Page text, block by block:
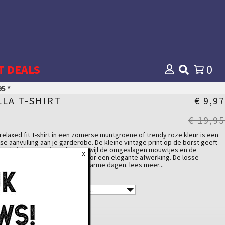
DEALS 0
*
T-SHIRT
€ 9,97
€ 19,95
fit T-shirt in een zomerse muntgroene of trendy roze kleur is een
aanvulling aan je garderobe. De kleine vintage print op de borst geeft
subtiele retro uitstraling, terwijl de omgeslagen mouwtjes en de
ronde hals zorgen voor een elegante afwerking. De losse
maakt het ideaal voor warme dagen. lees meer...
fit voor een los en comfortabel silhouet
muntgroene/roze kleur
vintage print op de borst
aan de mouwen voor een speels datail
ronde halslijn
X